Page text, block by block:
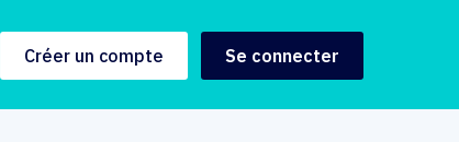
Créer un compte Se connecter